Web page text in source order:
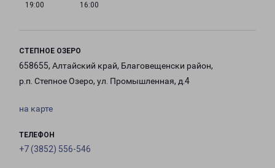
19:00
16:00
СТЕПНОЕ ОЗЕРО
658655, Алтайский край, Благовещенски район,
р.п. Степное Озеро, ул. Промышленная, д.4
на карте
ТЕЛЕФОН
+7 (3852) 556-546